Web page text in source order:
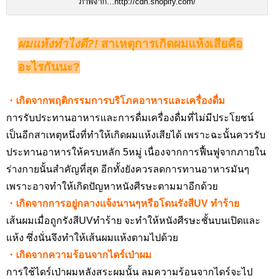
ผมแห้งทำไงดี?! สาเหตุการเกิดผมแห้งเสียคือ
อะไรกันนะ?
・เกิดจากพฤติกรรมการบริโภคอาหารและเครื่องดื่ม
การรับประทานอาหารและการดื่มเครื่องดื่มที่ไม่มีประโยชน์
เป็นอีกสาเหตุหนึ่งที่ทำให้เกิดผมแห้งเสียได้ เพราะฉะนั้นควรรับ
ประทานอาหารให้ครบหลัก 5หมู่ เนื่องจากการฟื้นฟูจากภายใน
ร่างกายนั้นสำคัญที่สุด อีกทั้งยังควรลดการทานอาหารมันๆ
เพราะอาจทำให้เกิดปัญหาหนังศีรษะตามมาอีกด้วย
・เกิดจากการอยู่กลางแจ้งนานๆหรือโดนรังสีUV ทำร้าย
เส้นผมเมื่อถูกรังสีUVทำร้าย จะทำให้หนังศีรษะชั้นบนเปิดและ
แห้ง ซึ่งนั่นจึงทำให้เส้นผมแห้งตามไปด้วย
・เกิดจากความร้อนจากไดร์เป่าผม
การใช้ไดร์เป่าผมหลังสระผมนั้น ลมความร้อนจากไดร์จะไป